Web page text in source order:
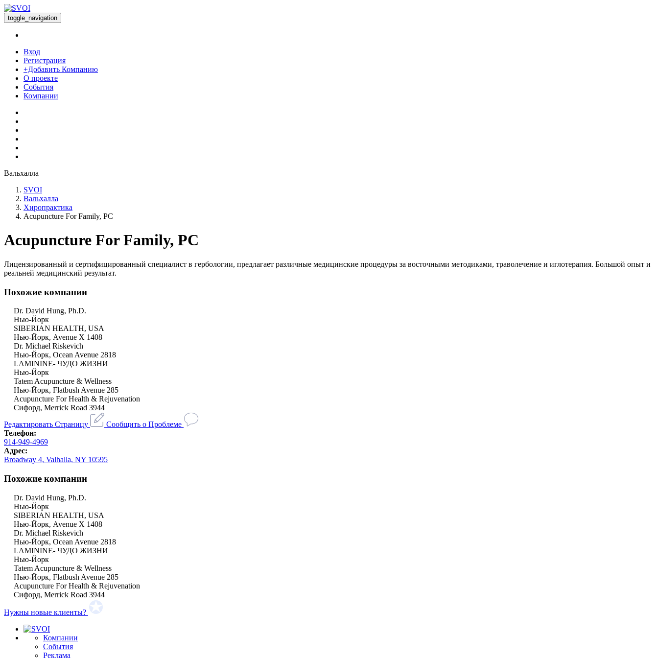
toggle_navigation
Вход
Регистрация
+Добавить Компанию
О проекте
События
Компании
Вальхалла
SVOI
Вальхалла
Хиропрактика
Acupuncture For Family, PC
Acupuncture For Family, PC
Лицензированный и сертифицированный специалист в гербологии, предлагает различные медицинские процедуры за восточными методиками, траволечение и иглотерапия. Большой опыт и
реальней медицинский результат.
Похожие компании
Dr. David Hung, Ph.D.
Нью-Йорк
SIBERIAN HEALTH, USA
Нью-Йорк, Avenue X 1408
Dr. Michael Riskevich
Нью-Йорк, Ocean Avenue 2818
LAMININE- ЧУДО ЖИЗНИ
Нью-Йорк
Tatem Acupuncture & Wellness
Нью-Йорк, Flatbush Avenue 285
Acupuncture For Health & Rejuvenation
Сифорд, Merrick Road 3944
Редактировать Страницу
Сообщить о Проблеме
Телефон:
914-949-4969
Адрес:
Broadway 4, Valhalla, NY 10595
Похожие компании
Dr. David Hung, Ph.D.
Нью-Йорк
SIBERIAN HEALTH, USA
Нью-Йорк, Avenue X 1408
Dr. Michael Riskevich
Нью-Йорк, Ocean Avenue 2818
LAMININE- ЧУДО ЖИЗНИ
Нью-Йорк
Tatem Acupuncture & Wellness
Нью-Йорк, Flatbush Avenue 285
Acupuncture For Health & Rejuvenation
Сифорд, Merrick Road 3944
Нужны новые клиенты?
Компании
События
Реклама